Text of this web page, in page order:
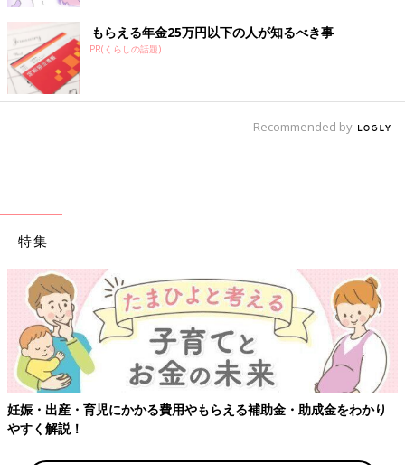
もらえる年金25万円以下の人が知るべき事
PR(くらしの話題)
Recommended by
特集
費用やもらえる補助金・助成金をわかり
【ワクチン接種できる